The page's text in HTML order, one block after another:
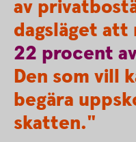
av
dagsläget att
22 procent
Den som vill
begära
skatten."